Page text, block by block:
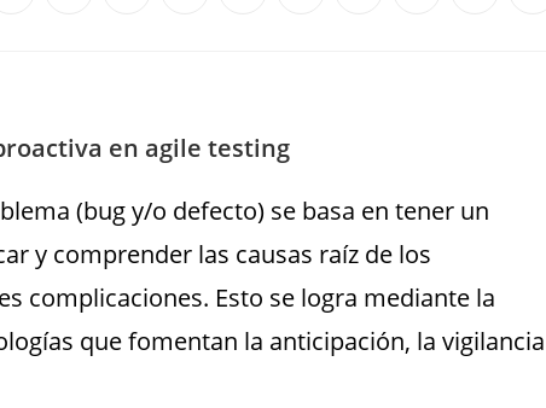
en agile testing
(bug y/o defecto) se basa en tener un
y comprender las causas raíz de los
complicaciones. Esto se logra mediante la
que fomentan la anticipación, la vigilancia